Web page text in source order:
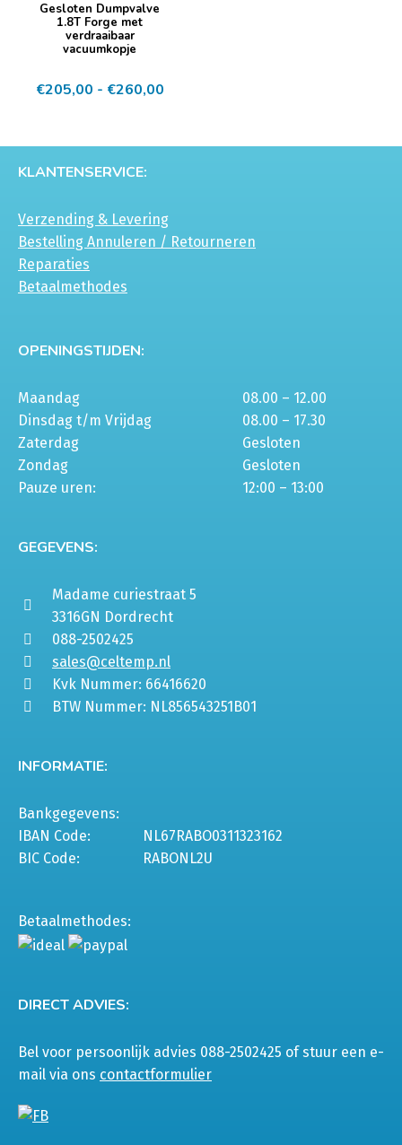
product
variaties.
gekozen
op
de
productpagina
Gesloten Dumpvalve
1.8T Forge met
verdraaibaar
vacuumkopje
€205,00 - €260,00Prijsklasse:
KLANTENSERVICE:
Verzending & Levering
Bestelling Annuleren / Retourneren
Reparaties
Betaalmethodes
OPENINGSTIJDEN:
Maandag
08.00 – 12.00
Dinsdag t/m Vrijdag
08.00 – 17.30
Zaterdag
Gesloten
Zondag
Gesloten
Pauze uren:
12:00 – 13:00
GEGEVENS:
Madame curiestraat 5
3316GN Dordrecht
088-2502425
sales@celtemp.nl
Kvk Nummer: 66416620
BTW Nummer: NL856543251B01
INFORMATIE:
Bankgegevens:
IBAN Code:
NL67RABO0311323162
BIC Code:
RABONL2U
Betaalmethodes:
DIRECT ADVIES:
Bel voor persoonlijk advies 088-2502425 of stuur een e-
mail via ons contactformulier